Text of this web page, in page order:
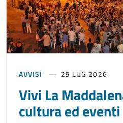
AVVISI 29 LUG 2026
Vivi La
cultura ed eventi